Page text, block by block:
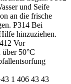
und Seife
an die frische
P314 Bei
hinzuziehen.
Vor
50°C
1 406 43 43